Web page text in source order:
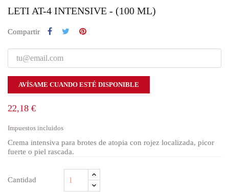
LETI AT-4 INTENSIVE - (100 ML)
Compartir
AVÍSAME CUANDO ESTÉ DISPONIBLE
22,18 €
Impuestos incluidos
Crema intensiva para brotes de atopia con rojez localizada, picor
fuerte o piel rascada.
Cantidad